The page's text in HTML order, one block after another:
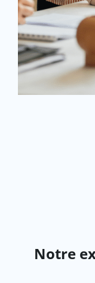
Notre